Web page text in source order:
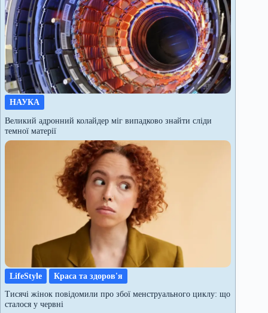
НАУКА
Великий адронний колайдер міг випадково знайти сліди
темної матерії
LifeStyle
Краса та здоров'я
Тисячі жінок повідомили про збої менструального циклу: що
сталося у червні